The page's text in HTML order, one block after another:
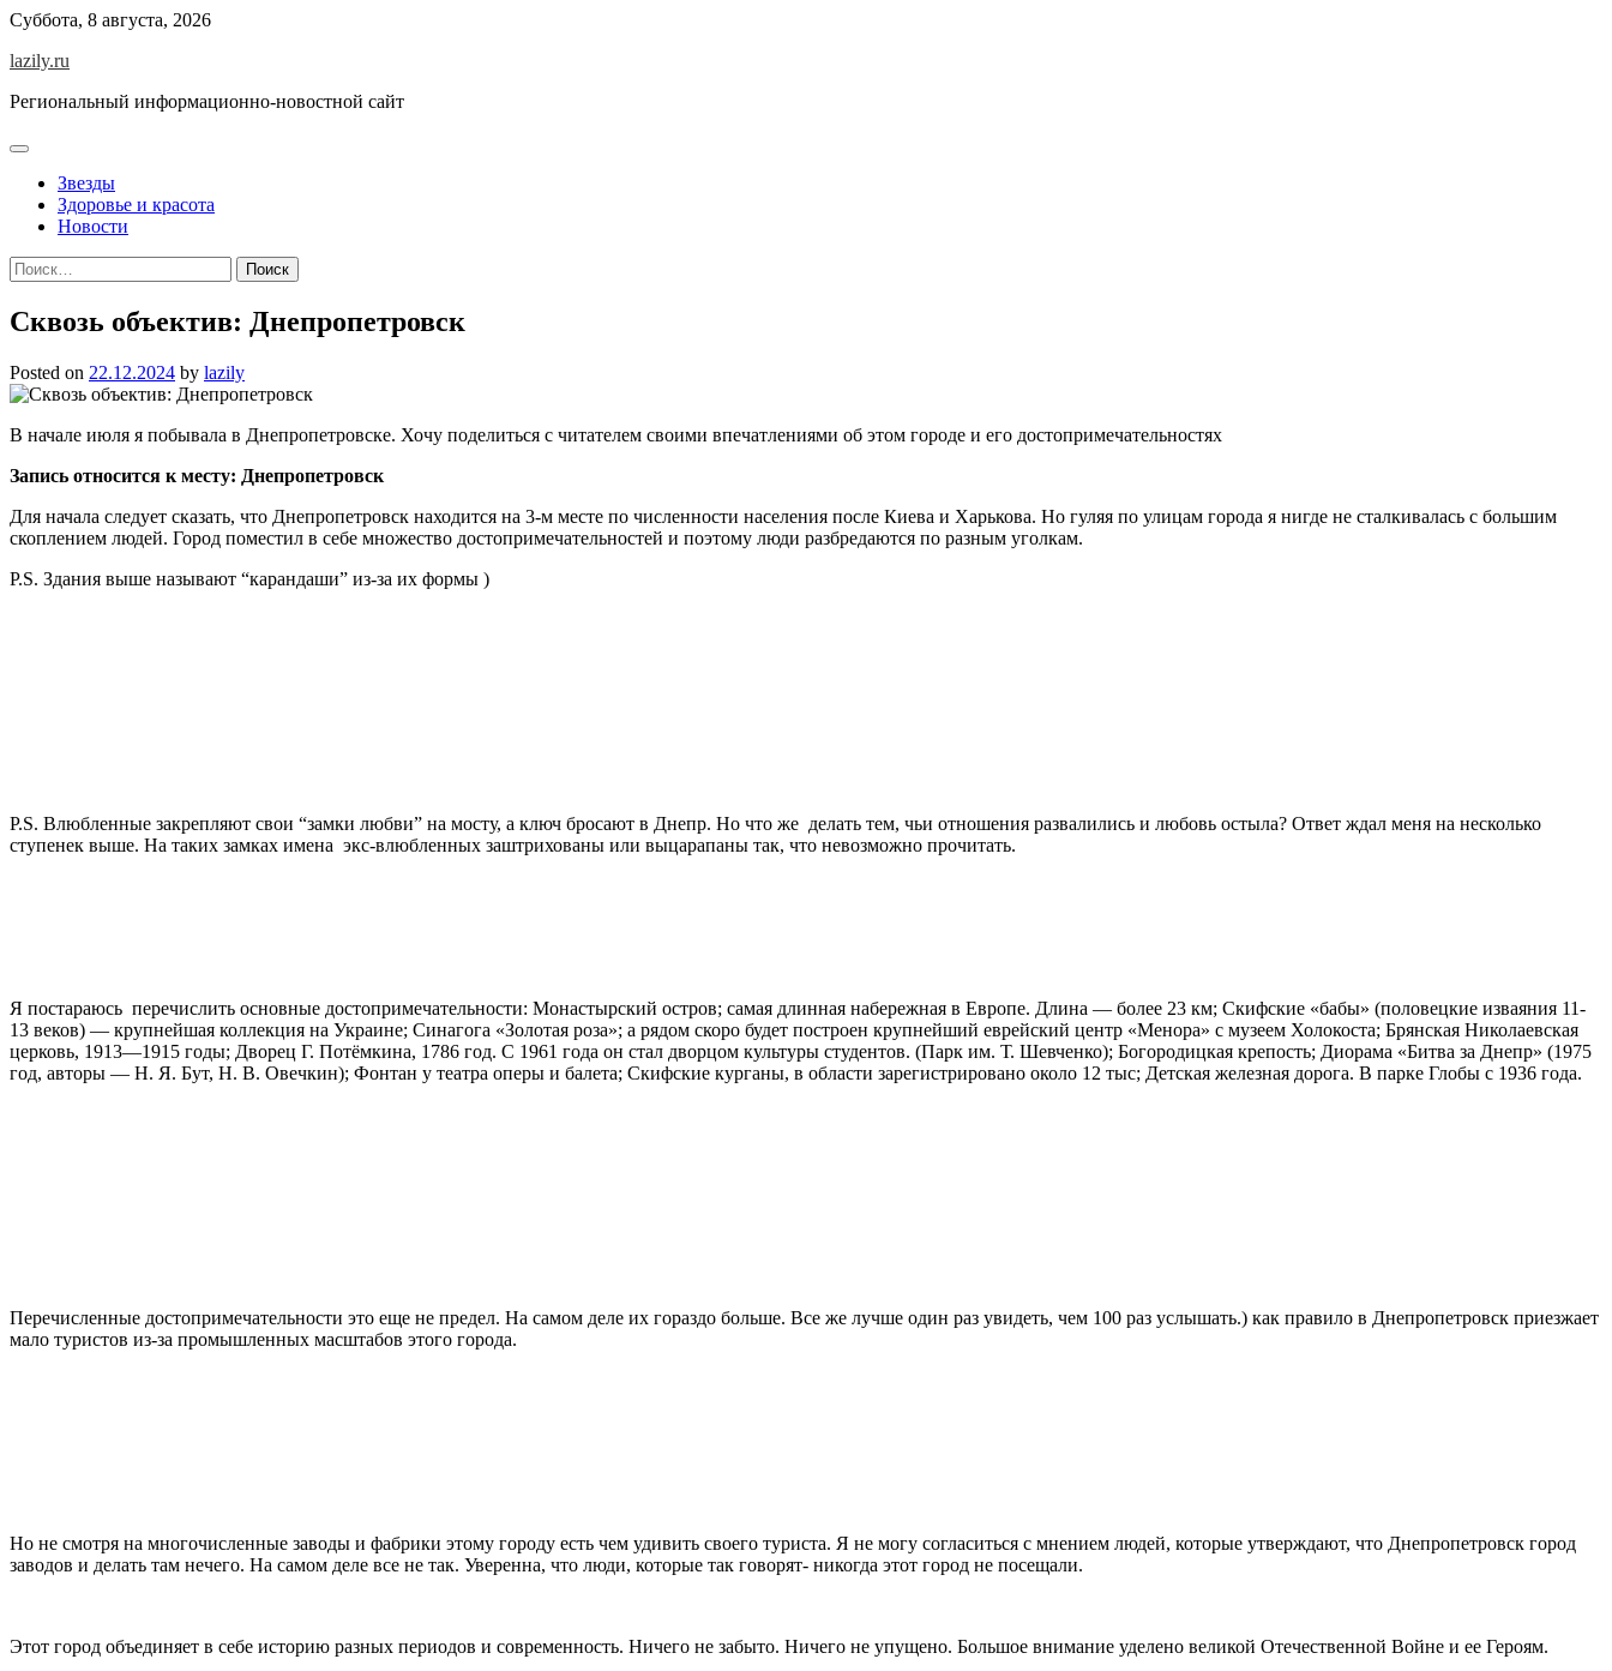
Skip
content
Суббота, 8 августа, 2026
lazily.ru
Региональный информационно-новостной сайт
Звезды
Здоровье и красота
Новости
Найти:
Сквозь объектив: Днепропетровск
Posted on 22.12.2024 by lazily
В начале июля я побывала в Днепропетровске. Хочу поделиться с читателем своими впечатлениями об этом городе и его достопримечательностях
Запись относится к месту: Днепропетровск
Для начала следует сказать, что Днепропетровск находится на 3-м месте по численности населения после Киева и Харькова. Но гуляя по улицам города я нигде не сталкивалась с большим
скоплением людей. Город поместил в себе множество достопримечательностей и поэтому люди разбредаются по разным уголкам.
P.S. Здания выше называют “карандаши” из-за их формы )
P.S. Влюбленные закрепляют свои “замки любви” на мосту, а ключ бросают в Днепр. Но что же делать тем, чьи отношения развалились и любовь остыла? Ответ ждал меня на несколько
ступенек выше. На таких замках имена экс-влюбленных заштрихованы или выцарапаны так, что невозможно прочитать.
Я постараюсь перечислить основные достопримечательности: Монастырский остров; самая длинная набережная в Европе. Длина — более 23 км; Скифские «бабы» (половецкие изваяния 11-
13 веков) — крупнейшая коллекция на Украине; Синагога «Золотая роза»; а рядом скоро будет построен крупнейший еврейский центр «Менора» с музеем Холокоста; Брянская Николаевская
церковь, 1913—1915 годы; Дворец Г. Потёмкина, 1786 год. С 1961 года он стал дворцом культуры студентов. (Парк им. Т. Шевченко); Богородицкая крепость; Диорама «Битва за Днепр» (1975
год, авторы — Н. Я. Бут, Н. В. Овечкин); Фонтан у театра оперы и балета; Скифские курганы, в области зарегистрировано около 12 тыс; Детская железная дорога. В парке Глобы с 1936 года.
Перечисленные достопримечательности это еще не предел. На самом деле их гораздо больше. Все же лучше один раз увидеть, чем 100 раз услышать.) как правило в Днепропетровск приезжает
мало туристов из-за промышленных масштабов этого города.
Но не смотря на многочисленные заводы и фабрики этому городу есть чем удивить своего туриста. Я не могу согласиться с мнением людей, которые утверждают, что Днепропетровск город
заводов и делать там нечего. На самом деле все не так. Уверенна, что люди, которые так говорят- никогда этот город не посещали.
Этот город объединяет в себе историю разных периодов и современность. Ничего не забыто. Ничего не упущено. Большое внимание уделено великой Отечественной Войне и ее Героям.